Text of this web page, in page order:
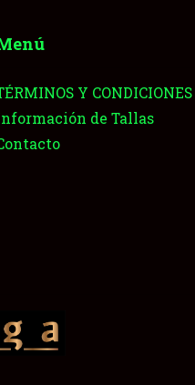
Y CONDICIONES
de Tallas